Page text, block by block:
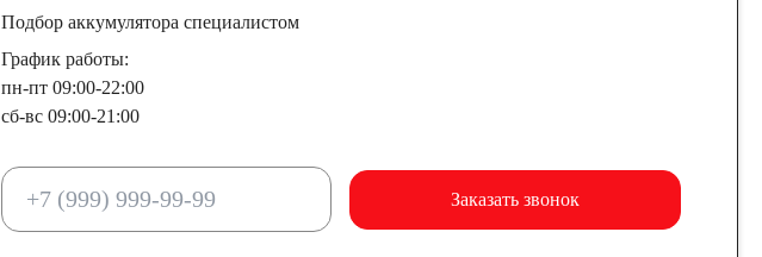
Подбор аккумулятора специалистом
График работы:
пн-пт 09:00-22:00
сб-вс 09:00-21:00
Заказать звонок